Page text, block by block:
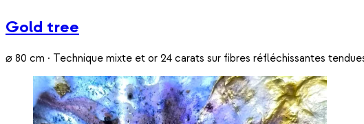
Gold tree
⌀ 80 cm · Technique mixte et or 24 carats sur fibres réfléchissantes